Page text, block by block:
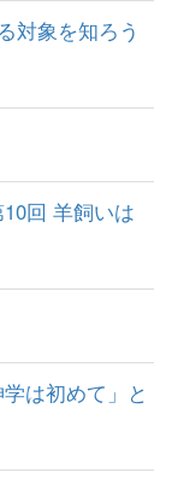
対象を知ろう
回 羊飼いは
は初めて」と